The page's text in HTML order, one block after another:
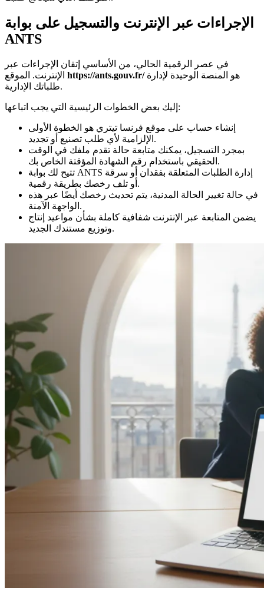
الإجراءات عبر الإنترنت والتسجيل على بوابة
ANTS
في عصر الرقمية الحالي، من الأساسي إتقان الإجراءات عبر
https://ants.gouv.fr/هو المنصة الوحيدة لإدارة
طلباتك الإدارية.
إليك بعض الخطوات الرئيسية التي يجب اتباعها:
إنشاء حساب على موقع فرنسا تيتري هو الخطوة الأولى
الإلزامية لأي طلب تصنيع أو تجديد.
بمجرد التسجيل، يمكنك متابعة حالة تقدم ملفك في الوقت
الحقيقي باستخدام رقم الشهادة المؤقتة الخاص بك.
تتيح لك بوابة ANTS إدارة الطلبات المتعلقة بفقدان أو سرقة
أو تلف رخصك بطريقة رقمية.
في حالة تغيير الحالة المدنية، يتم تحديث رخصك أيضًا عبر هذه
الواجهة الآمنة.
يضمن المتابعة عبر الإنترنت شفافية كاملة بشأن مواعيد إنتاج
وتوزيع مستندك الجديد.